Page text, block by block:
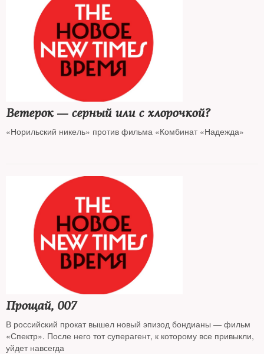
Ветерок — серный или с хлорочкой?
«Норильский никель» против фильма «Комбинат «Надежда»
Прощай, 007
В российский прокат вышел новый эпизод бондианы — фильм
«Спектр». После него тот суперагент, к которому все привыкли,
уйдет навсегда